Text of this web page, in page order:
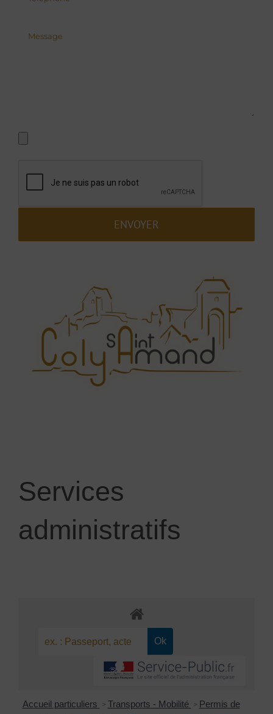
Services
administratifs
Accueil particuliers > Transports - Mobilité > Permis de